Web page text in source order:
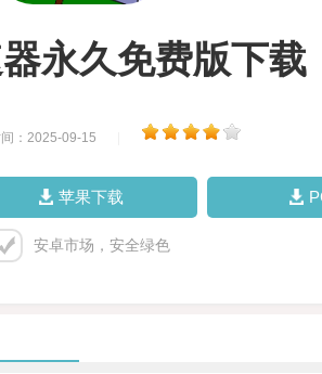
永久免费版下载
：2025-09-15
苹果下载
安卓市场，安全绿色